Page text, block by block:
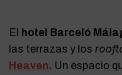
El hotel Barceló
las terrazas y los
Heaven. Un espacio